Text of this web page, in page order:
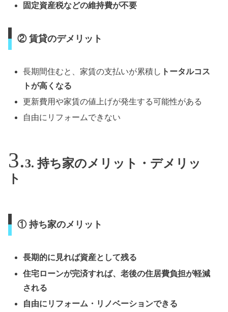
固定資産税などの維持費が不要
② 賃貸のデメリット
長期間住むと、家賃の支払いが累積し トータルコス
トが高くなる
更新費用や家賃の値上げが発生する可能性がある
自由にリフォームできない
3. 持ち家のメリット・デメリッ
ト
① 持ち家のメリット
長期的に見れば資産として残る
住宅ローンが完済すれば、老後の住居費負担が軽減
される
自由にリフォーム・リノベーションできる